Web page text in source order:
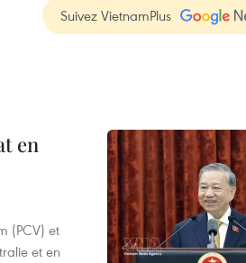
Suivez VietnamPlus
en
(PCV) et
et en